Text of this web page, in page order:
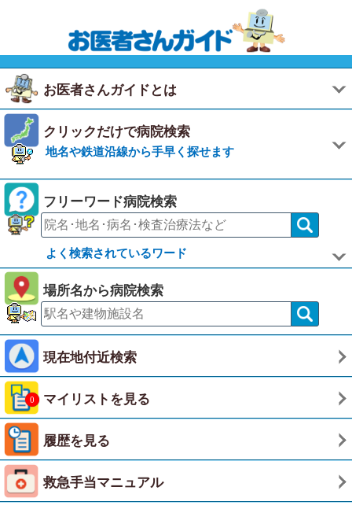
お医者さんガイドとは
クリックだけで病院検索
地名や鉄道沿線から手早く探せます
フリーワード病院検索
よく検索されているワード
場所名から病院検索
現在地付近検索
マイリストを見る
履歴を見る
救急手当マニュアル